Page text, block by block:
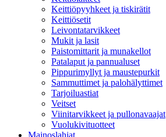
Keittiöpyyhkeet ja tiskirätit
Keittiösetit
Leivontatarvikkeet
Mukit ja lasit
Paistomittarit ja munakellot
Patalaput ja pannualuset
Pippurimyllyt ja maustepurkit
Sammuttimet ja palohälyttimet
Tarjoiluastiat
Veitset
Viinitarvikkeet ja pullonavaajat
Vuolukivituotteet
Mainoslahjat